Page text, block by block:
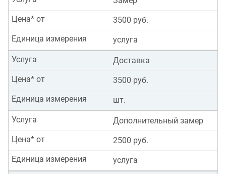
3500 руб.
Цена* от
услуга
Единица измерения
Доставка
Услуга
3500 руб.
Цена* от
шт.
Единица измерения
Дополнительный замер
Услуга
2500 руб.
Цена* от
услуга
Единица измерения